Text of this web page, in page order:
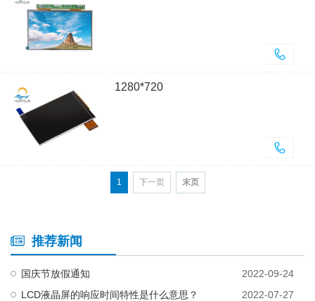
1280*720
1 下一页 末页
推荐新闻
国庆节放假通知
2022-09-24
LCD液晶屏的响应时间特性是什么意思？
2022-07-27